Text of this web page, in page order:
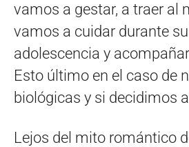
vamos a gestar, a traer al
vamos a cuidar durante
adolescencia y
Esto último en el caso de
biológicas y si decidimos
Lejos del mito romántico